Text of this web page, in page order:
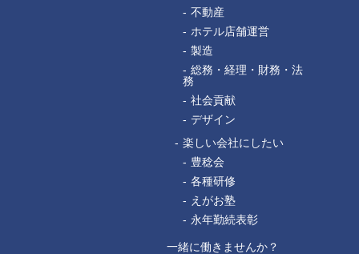
不動産
ホテル店舗運営
製造
総務・経理・財務・法
務
社会貢献
デザイン
楽しい会社にしたい
豊稔会
各種研修
えがお塾
永年勤続表彰
一緒に働きませんか？